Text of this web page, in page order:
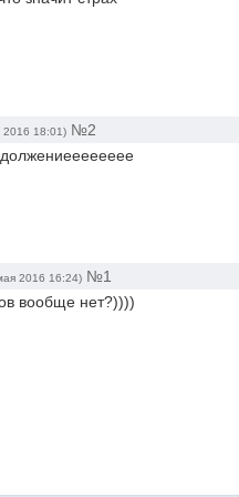
2016 18:01) №2
2016 16:24) №1
вообще нет?))))